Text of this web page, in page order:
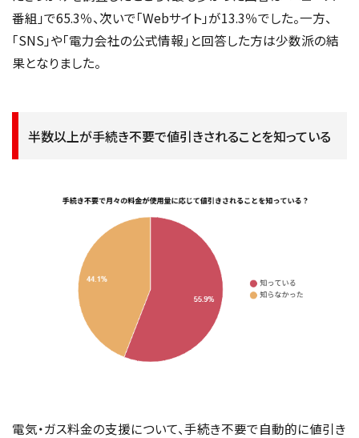
番組」で65.3％、次いで「Webサイト」が13.3％でした。一方、
「SNS」や「電力会社の公式情報」と回答した方は少数派の結
果となりました。
半数以上が手続き不要で値引きされることを知っている
電気・ガス料金の支援について、手続き不要で自動的に値引き